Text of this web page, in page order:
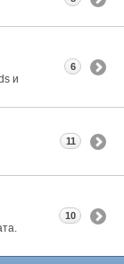
и
6
11
10